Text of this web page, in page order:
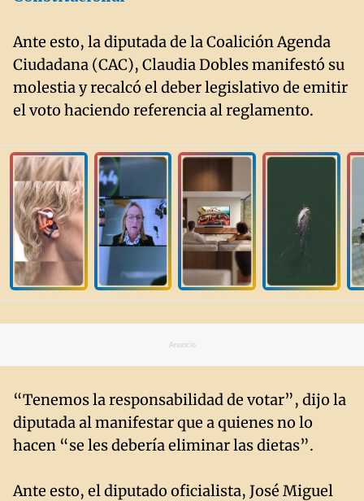
Ante esto, la diputada de la Coalición Agenda
Ciudadana (CAC), Claudia Dobles manifestó su
molestia y recalcó el deber legislativo de emitir
el voto haciendo referencia al reglamento.
Anuncio
“Tenemos la responsabilidad de votar”, dijo la
diputada al manifestar que a quienes no lo
hacen “se les debería eliminar las dietas”.
Ante esto, el diputado oficialista, José Miguel